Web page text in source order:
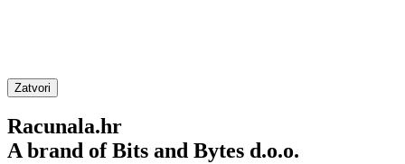
Zatvori
Racunala.hr
A brand of Bits and Bytes d.o.o.